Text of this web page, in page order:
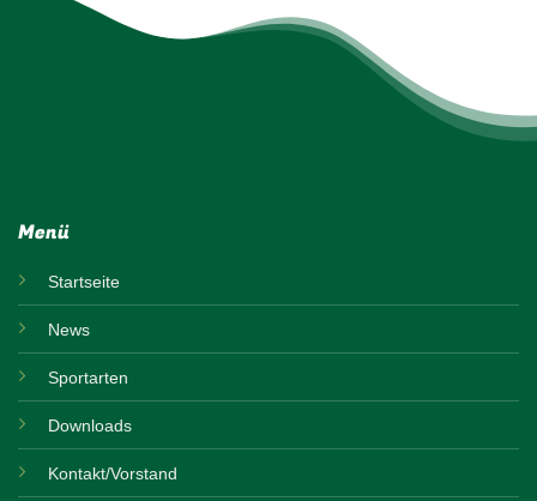
Menü
Startseite
News
Sportarten
Downloads
Kontakt/Vorstand